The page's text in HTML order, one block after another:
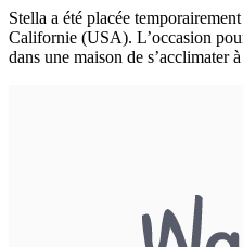
Stella a été placée
Californie (USA). L’occasion
dans une maison de s’acclimater